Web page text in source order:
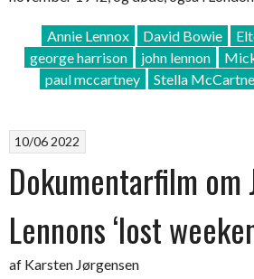
Annie Lennox David Bowie
george harrison
john lennon
paul mccartney
Stella
10/06 2022
Dokumentarfilm om
Lennons ‘lost
af Karsten Jørgensen